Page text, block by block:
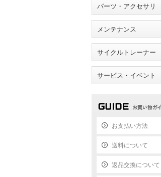
パーツ・アクセサリ
メンテナンス
サイクルトレーナー
サービス・イベント
お支払い方法
送料について
返品交換について